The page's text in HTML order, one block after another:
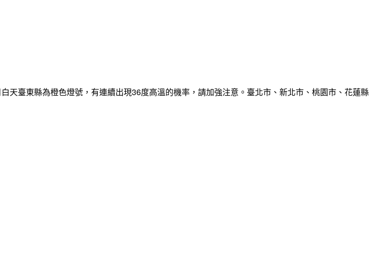
天臺東縣為橙色燈號，有連續出現36度高溫的機率，請加強注意。臺北市、新北市、桃園市、花蓮縣